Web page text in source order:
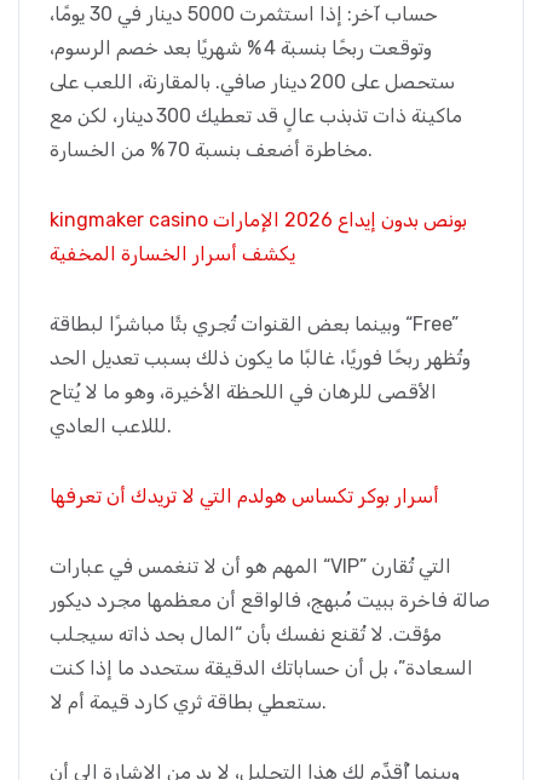
حساب آخر: إذا استثمرت 5000 دينار في 30 يومًا،
وتوقعت ربحًا بنسبة 4 % شهريًا بعد خصم الرسوم،
ستحصل على 200 دينار صافي. بالمقارنة، اللعب على
ماكينة ذات تذبذب عالٍ قد تعطيك 300 دينار، لكن مع
مخاطرة أضعف بنسبة 70 % من الخسارة.
kingmaker casino بونص بدون إيداع 2026 الإمارات
يكشف أسرار الخسارة المخفية
وبينما بعض القنوات تُجري بثًا مباشرًا لبطاقة “Free”
وتُظهر ربحًا فوريًا، غالبًا ما يكون ذلك بسبب تعديل الحد
الأقصى للرهان في اللحظة الأخيرة، وهو ما لا يُتاح
لللاعب العادي.
أسرار بوكر تكساس هولدم التي لا تريدك أن تعرفها
المهم هو أن لا تنغمس في عبارات “VIP” التي تُقارن
صالة فاخرة ببيت مُبهج، فالواقع أن معظمها مجرد ديكور
مؤقت. لا تُقنع نفسك بأن “المال بحد ذاته سيجلب
السعادة”، بل أن حساباتك الدقيقة ستحدد ما إذا كنت
ستعطي بطاقة ثري كارد قيمة أم لا.
وبينما أُقدِّم لك هذا التحليل، لا بد من الإشارة إلى أن